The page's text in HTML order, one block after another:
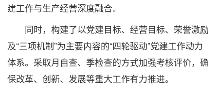
建工作与生产经营深度融合。
同时，构建了以党建目标、经营目标、荣誉激励
及“三项机制”为主要内容的“四轮驱动”党建工作动力
体系。采取月自查、季检查的方式加强考核评价，确
保改革、创新、发展等重大工作有力推进。